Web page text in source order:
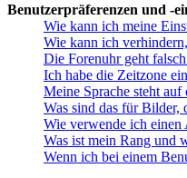
Benutzerpräferenzen und -
Wie kann ich meine
Wie kann ich
Die Forenuhr geht
Ich habe die Zeitzone
Meine Sprache steht
Was sind das für Bilder,
Wie verwende ich einen
Was ist mein Rang und
Wenn ich bei einem